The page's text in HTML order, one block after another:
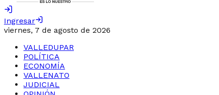
Ingresar
viernes, 7 de agosto de 2026
VALLEDUPAR
POLÍTICA
ECONOMÍA
VALLENATO
JUDICIAL